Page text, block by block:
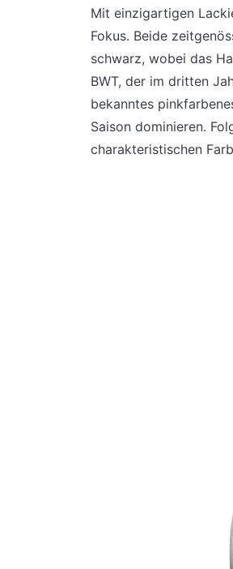
Mit einzigartigen
Fokus. Beide
schwarz, wobei das
BWT, der im dritten
bekanntes
Saison dominieren.
charakteristischen